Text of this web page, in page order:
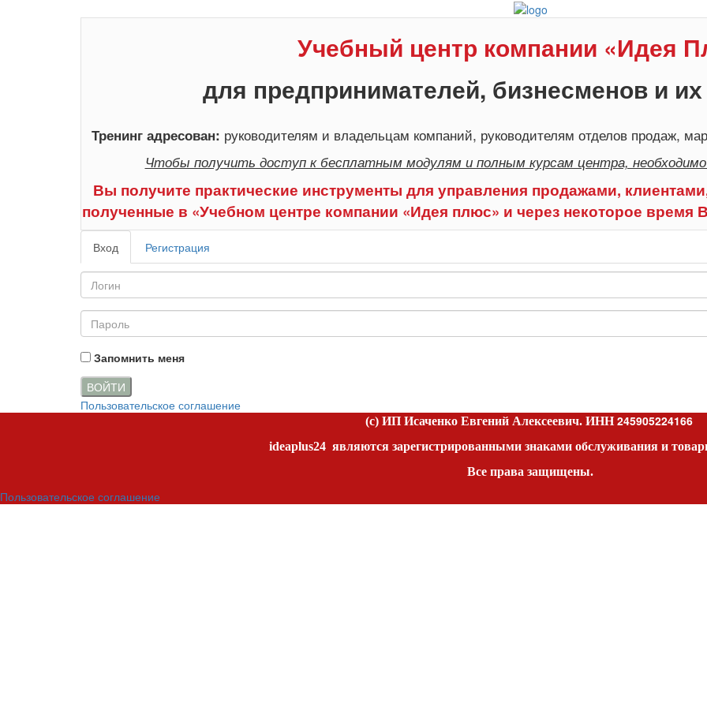
Учебный центр компании «Идея
для предпринимателей, бизнесменов и
Тренинг адресован: руководителям и владельцам компаний, руководителям отделов продаж,
Чтобы получить доступ к бесплатным модулям и полным курсам центра,
Вы получите практические инструменты для управления продажами,
полученные в «Учебном центре компании «Идея плюс» и через некоторое время
Вход Регистрация
Запомнить меня
ВОЙТИ
Пользовательское соглашение
(c) ИП Исаченко Евгений Алексеевич. ИНН245905224166
ideaplus24 являются зарегистрированными знаками обслуживания и
Все права защищены.
Пользовательское соглашение